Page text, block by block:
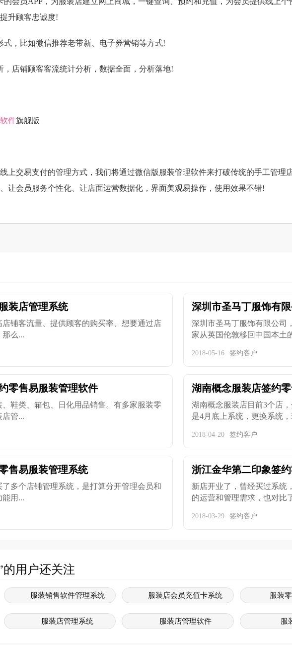
升顾客忠诚度!
，比如微信推荐老带新、电子券营销等方式!
店铺顾客客流统计分析，数据全面，分析落地!
件旗舰版
交易支付的管理方式，我们将通过微信版服装管理软件来打破传统的手工管理
让会员服务个性化、让店面运营数据化，界面美观易操作，使用效果不错!
装店管理系统
铺客流量、提供顾客的购买率、想要通过店
么...
深圳市圣马丁服饰有
深圳市圣马丁服饰有限公司
家从英国伦敦移回中国本土
2018-05-16 签约客户
零售易服装管理软件
鞋类、箱包、日化用品销售。有多家服装零
管...
湖南概念服装店签约
湖南概念服装店目前3个店
是4月底上系统，更换系统
2018-04-20 签约客户
售易服装管理系统
多个店铺管理系统，是打算分开管理会员和
用...
浙江金华第二印象签
新店开业了，曾经买过系统
的运营和管理需求，也对比
2018-03-29 签约客户
的用户还关注
服装销售软件管理系统 服装店会员充值卡系统 服装
服装店管理系统 服装店管理软件 服